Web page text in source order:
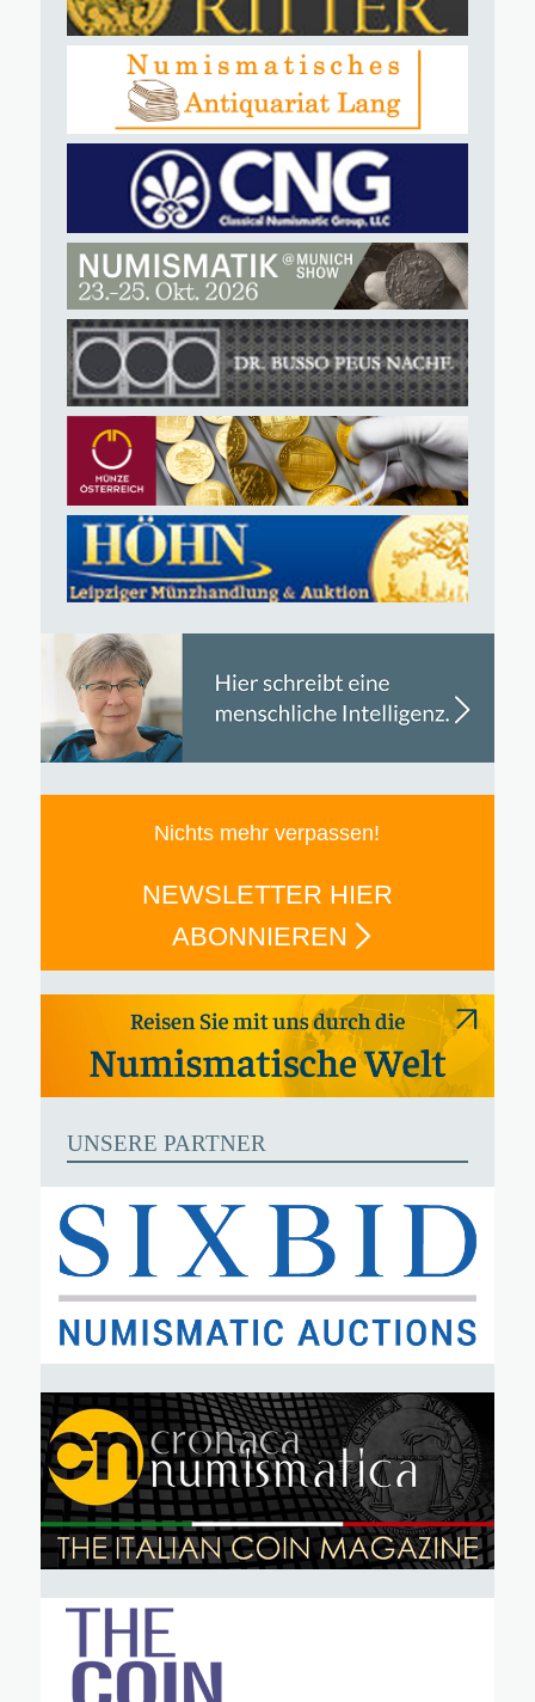
Nichts mehr verpassen!
NEWSLETTER HIER
ABONNIEREN
UNSERE PARTNER